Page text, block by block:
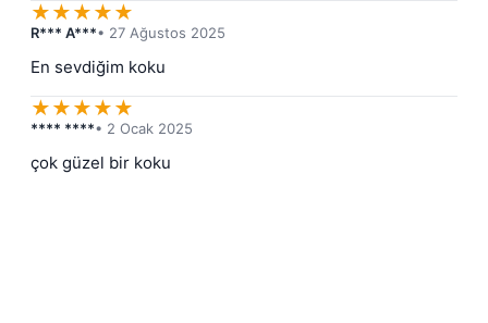
★★★★★
R*** A***• 27 Ağustos 2025
En sevdiğim koku
★★★★★
**** ****• 2 Ocak 2025
çok güzel bir koku